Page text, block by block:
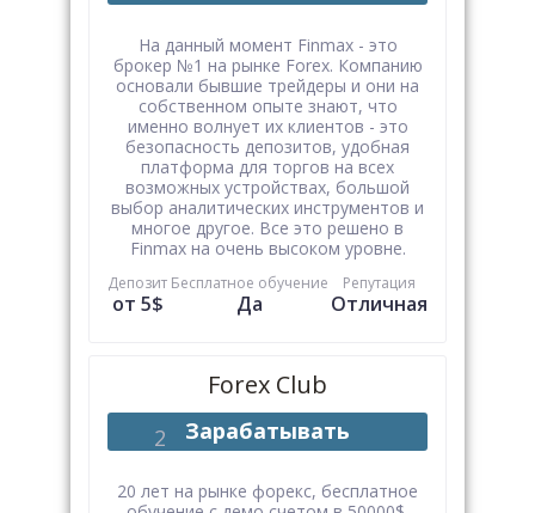
На данный момент Finmax - это
брокер №1 на рынке Forex. Компанию
основали бывшие трейдеры и они на
собственном опыте знают, что
именно волнует их клиентов - это
безопасность депозитов, удобная
платформа для торгов на всех
возможных устройствах, большой
выбор аналитических инструментов и
многое другое. Все это решено в
Finmax на очень высоком уровне.
Депозит
от 5$
Бесплатное обучение
Да
Репутация
Отличная
Forex Club
Зарабатывать
20 лет на рынке форекс, бесплатное